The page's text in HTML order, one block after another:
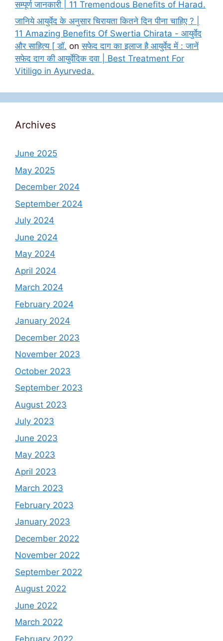
सम्पूर्ण जानकारी | 11 Tremendous Benefits of Harad.
जानिये आयुर्वेद के अनुसार चिरायता कितने दिन पीना चाहिए ? |
11 Amazing Benefits Of Swertia Chirata - आयुर्वेद
और साहित्य [ डॉ. onसफेद दाग का इलाज है आयुर्वेद में : जानें
सफेद दाग की आयुर्वेदिक दवा | Best Treatment For
Vitiligo in Ayurveda.
Archives
June 2025
May 2025
December 2024
September 2024
July 2024
June 2024
May 2024
April 2024
March 2024
February 2024
January 2024
December 2023
November 2023
October 2023
September 2023
August 2023
July 2023
June 2023
May 2023
April 2023
March 2023
February 2023
January 2023
December 2022
November 2022
September 2022
August 2022
June 2022
March 2022
February 2022